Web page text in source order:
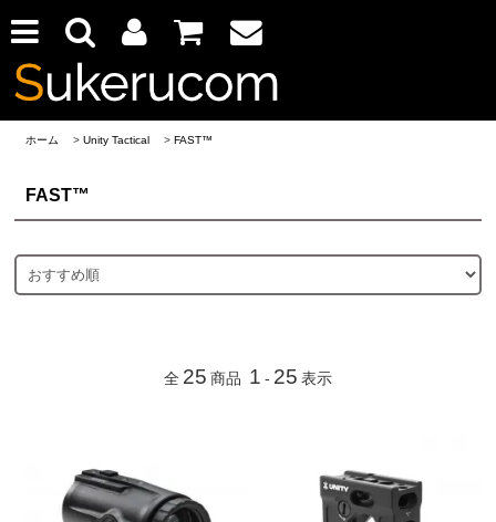
ホーム >Unity Tactical >FAST™
FAST™
全 25 商品 1 - 25 表示